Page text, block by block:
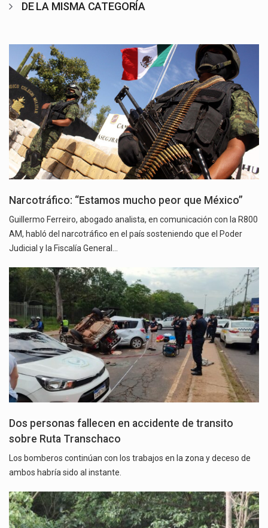
DE LA MISMA CATEGORÍA
Narcotráfico: “Estamos mucho peor que México”
Guillermo Ferreiro, abogado analista, en comunicación con la R800
AM, habló del narcotráfico en el país sosteniendo que el Poder
Judicial y la Fiscalía General…
Dos personas fallecen en accidente de transito
sobre Ruta Transchaco
Los bomberos continúan con los trabajos en la zona y deceso de
ambos habría sido al instante.